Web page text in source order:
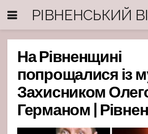
РІВНЕНСЬКИЙ
На Рівненщині
попрощалися із
Захисником
Германом |